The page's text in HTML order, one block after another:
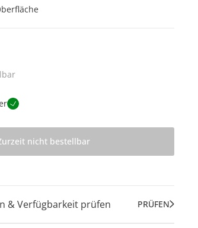
nicht bestellbar
& Verfügbarkeit prüfen PRÜFEN